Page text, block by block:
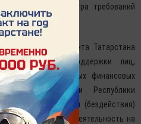
на основе реестра требований
указом Президента Татарстана
«организации поддержки лиц,
кредитных или иных финансовых
на территории Республики
от действий (бездействия)
осуществляющих деятельность на